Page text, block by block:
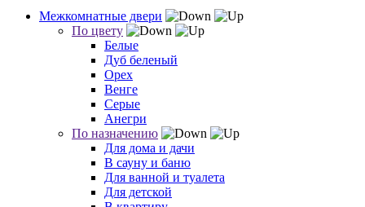
Межкомнатные двери
По цвету
Белые
Дуб беленый
Орех
Венге
Серые
Анегри
По назначению
Для дома и дачи
В сауну и баню
Для ванной и туалета
Для детской